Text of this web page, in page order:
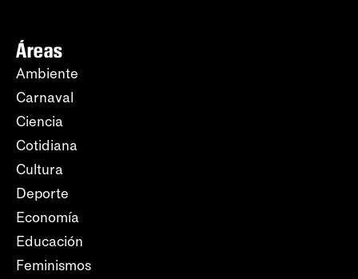
Áreas
Ambiente
Carnaval
Ciencia
Cotidiana
Cultura
Deporte
Economía
Educación
Feminismos